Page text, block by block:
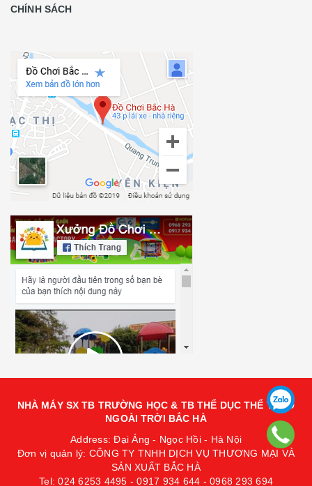
CHÍNH SÁCH
NHÀ MÁY SX TB TRƯỜNG HỌC & TB THỂ DỤC THỂ THAO
NGOÀI TRỜI BẮC HÀ
Address: Đại Áng - Ngọc Hồi - Hà Nội
Đơn vị quản lý: CÔNG TY TNHH DỊCH VỤ THƯƠNG MẠI VÀ
SẢN XUẤT BẮC HÀ
Tel: 024 6253 4495 - 0917 934 644 - 0968 293 694